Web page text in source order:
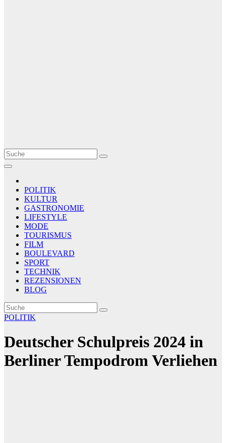
Le Matin
AGENCE DE PRESSE
POLITIK
KULTUR
GASTRONOMIE
LIFESTYLE
MODE
TOURISMUS
FILM
BOULEVARD
SPORT
TECHNIK
REZENSIONEN
BLOG
POLITIK
Deutscher Schulpreis 2024 in
Berliner Tempodrom Verliehen